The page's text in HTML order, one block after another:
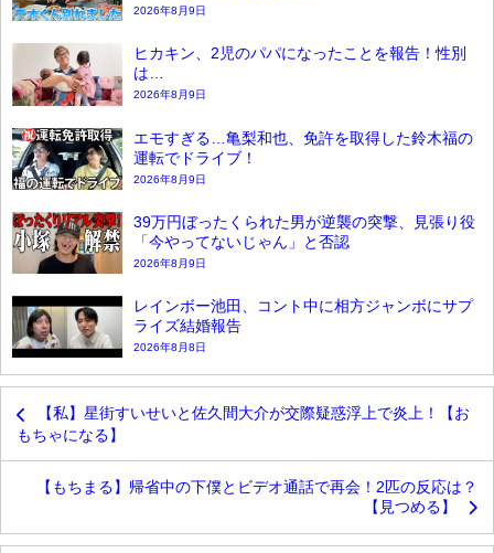
2026年8月9日
ヒカキン、2児のパパになったことを報告！性別
は…
2026年8月9日
エモすぎる…亀梨和也、免許を取得した鈴木福の
運転でドライブ！
2026年8月9日
39万円ぼったくられた男が逆襲の突撃、見張り役
「今やってないじゃん」と否認
2026年8月9日
レインボー池田、コント中に相方ジャンボにサプ
ライズ結婚報告
2026年8月8日
【私】星街すいせいと佐久間大介が交際疑惑浮上で炎上！【お
もちゃになる】
【もちまる】帰省中の下僕とビデオ通話で再会！2匹の反応は？
【見つめる】